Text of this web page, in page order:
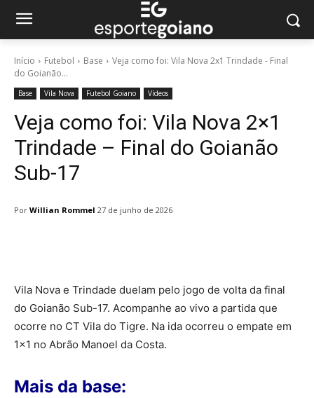
Início Futebol Base
Veja como foi: Vila Nova 2x1 Trindade - Final
do Goianão...
Base Vila Nova Futebol Goiano Vídeos
Veja como foi: Vila Nova 2×1
Trindade – Final do Goianão
Sub-17
Por Willian Rommel 27 de junho de 2026
Vila Nova e Trindade duelam pelo jogo de volta da final
do Goianão Sub-17. Acompanhe ao vivo a partida que
ocorre no CT Vila do Tigre. Na ida ocorreu o empate em
1×1 no Abrão Manoel da Costa.
Mais da base: